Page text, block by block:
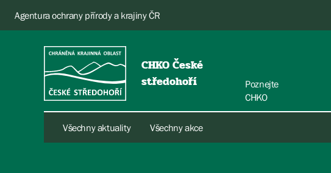
Agentura ochrany přírody a krajiny ČR
CHKO České
středohoří
Poznejte
CHKO
Všechny aktuality Všechny akce